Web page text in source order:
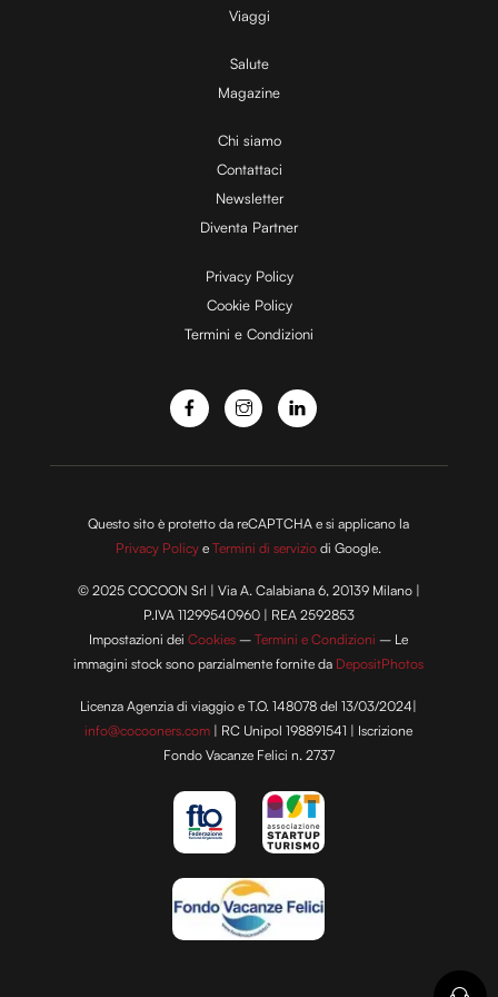
V
i
d
e
o
Viaggi
Salute
Magazine
Chi siamo
Contattaci
Newsletter
Diventa Partner
Privacy Policy
Cookie Policy
Termini e Condizioni
Questo sito è protetto da reCAPTCHA e si applicano la
Privacy Policy eTermini di servizio di Google.
© 2025 COCOON Srl | Via A. Calabiana 6, 20139 Milano |
P.IVA 11299540960 | REA 2592853
Impostazioni deiCookies –Termini e Condizioni – Le
immagini stock sono parzialmente fornite da DepositPhotos
Licenza Agenzia di viaggio e T.O. 148078 del 13/03/2024|
info@cocooners.com | RC Unipol 198891541 | Iscrizione
Fondo Vacanze Felici n. 2737